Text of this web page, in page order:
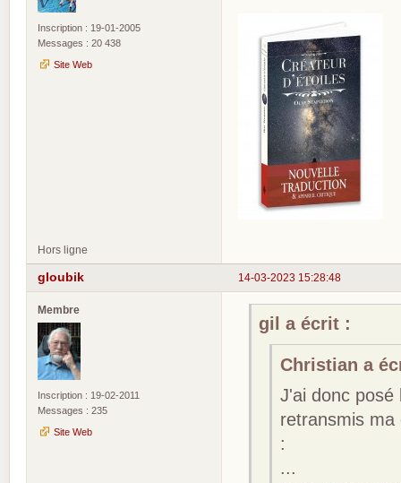
Inscription : 19-01-2005
Messages : 20 438
Site Web
Hors ligne
14-03-2023 15:28:48
gloubik
Membre
Inscription : 19-02-2011
Messages : 235
Site Web
gil a écrit :
Christian a
J'ai donc posé
retransmis ma
:
...